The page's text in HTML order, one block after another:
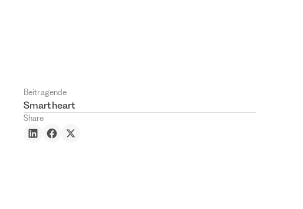
Beitragende
Smartheart
Share